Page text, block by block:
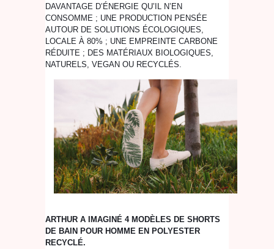
DAVANTAGE D’ÉNERGIE QU’IL N’EN
CONSOMME ; UNE PRODUCTION PENSÉE
AUTOUR DE SOLUTIONS ÉCOLOGIQUES,
LOCALE À 80% ; UNE EMPREINTE CARBONE
RÉDUITE ; DES MATÉRIAUX BIOLOGIQUES,
NATURELS, VEGAN OU RECYCLÉS.
ARTHUR A IMAGINÉ 4 MODÈLES DE SHORTS
DE BAIN POUR HOMME EN POLYESTER
RECYCLÉ.